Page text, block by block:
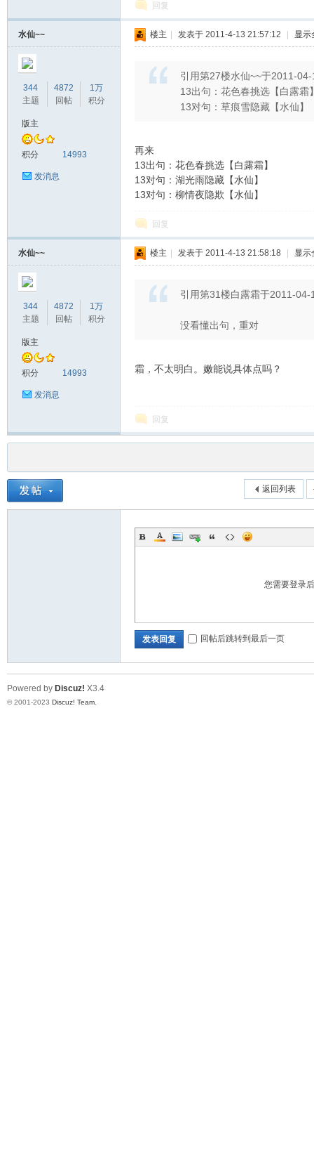
回复
水仙~~
344
主题
4872
回帖
1万
积分
版主
积分 14993
发消息
楼主 发表于 2011-4-13 21:57:12 显示
引用第27楼水仙~~于2011-
13出句：花色春挑选【白露霜
13对句：草痕雪隐藏【水仙】
再来
13出句：花色春挑选【白露霜】
13对句：湖光雨隐藏【水仙】
13对句：柳情夜隐欺【水仙】
回复
水仙~~
344
主题
4872
回帖
1万
积分
版主
积分 14993
发消息
楼主 发表于 2011-4-13 21:58:18 显示
引用第31楼白露霜于2011-
没看懂出句，重对
霜，不太明白。嫩能说具体点吗？
回复
返回列表
您需要登录
发表回复 回帖后跳转到最后一页
Powered by Discuz! X3.4
© 2001-2023 Discuz! Team.